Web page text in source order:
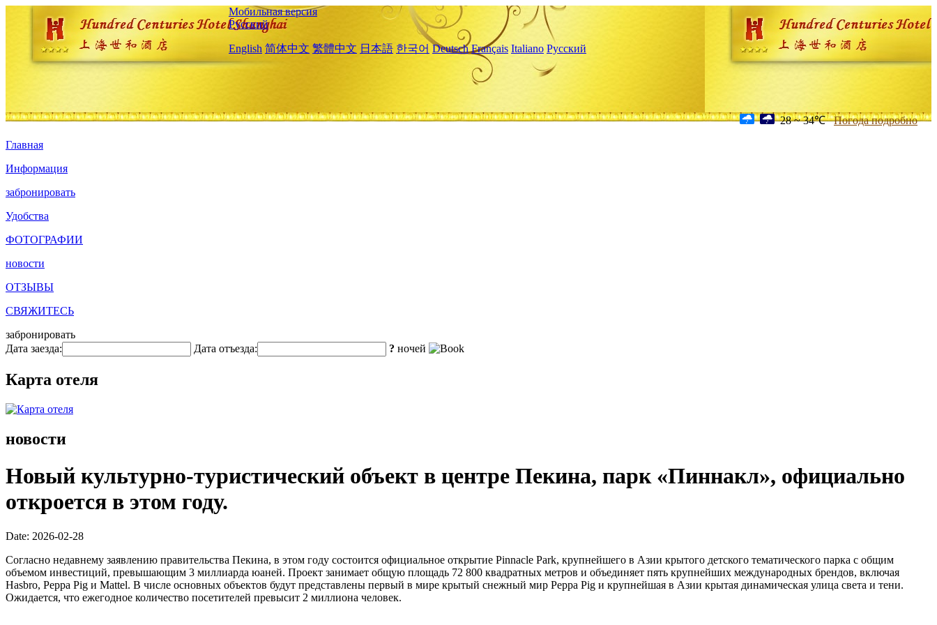
Мобильная версия
Русский
English 简体中文 繁體中文 日本語 한국어 Deutsch Français Italiano Русский
28 ~ 34℃ Погода подробно
Главная
Информация
забронировать
Удобства
ФОТОГРАФИИ
новости
ОТЗЫВЫ
СВЯЖИТЕСЬ
забронировать
Дата заезда:
Дата отъезда: ? ночей
Карта отеля
новости
Новый культурно-туристический объект в центре Пекина, парк «Пиннакл», официально
откроется в этом году.
Date: 2026-02-28
Согласно недавнему заявлению правительства Пекина, в этом году состоится официальное открытие Pinnacle Park, крупнейшего в Азии крытого детского тематического парка с общим
объемом инвестиций, превышающим 3 миллиарда юаней. Проект занимает общую площадь 72 800 квадратных метров и объединяет пять крупнейших международных брендов, включая
Hasbro, Peppa Pig и Mattel. В числе основных объектов будут представлены первый в мире крытый снежный мир Peppa Pig и крупнейшая в Азии крытая динамическая улица света и тени.
Ожидается, что ежегодное количество посетителей превысит 2 миллиона человек.